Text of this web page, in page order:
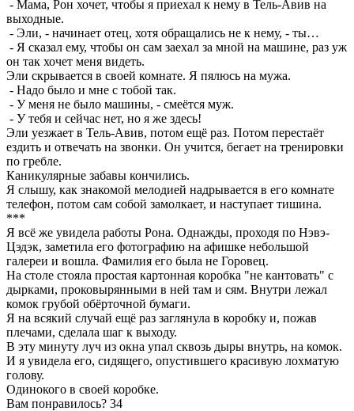
- Мама, Рон хочет, чтобы я приехал к нему в Тель-Авив на
выходные.
- Эли, - начинает отец, хотя обращались не к нему, - ты…
- Я сказал ему, чтобы он сам заехал за мной на машине, раз уж
он так хочет меня видеть.
Эли скрывается в своей комнате. Я пялюсь на мужа.
- Надо было и мне с тобой так.
- У меня не было машины, - смеётся муж.
- У тебя и сейчас нет, но я же здесь!
Эли уезжает в Тель-Авив, потом ещё раз. Потом перестаёт
ездить и отвечать на звонки. Он учится, бегает на тренировки
по гребле.
Каникулярные забавы кончились.
Я слышу, как знакомой мелодией надрывается в его комнате
телефон, потом сам собой замолкает, и наступает тишина.
***
Я всё же увидела работы Рона. Однажды, проходя по Нэвэ-
Цэдэк, заметила его фотографию на афишке небольшой
галереи и вошла. Фамилия его была не Горовец.
На столе стояла простая картонная коробка "не кантовать" с
дырками, проковырянными в ней там и сям. Внутри лежал
комок грубой обёрточной бумаги.
Я на всякий случай ещё раз заглянула в коробку и, пожав
плечами, сделала шаг к выходу.
В эту минуту луч из окна упал сквозь дыры внутрь, на комок.
И я увидела его, сидящего, опустившего красивую лохматую
голову.
Одинокого в своей коробке.
Вам понравилось? 34